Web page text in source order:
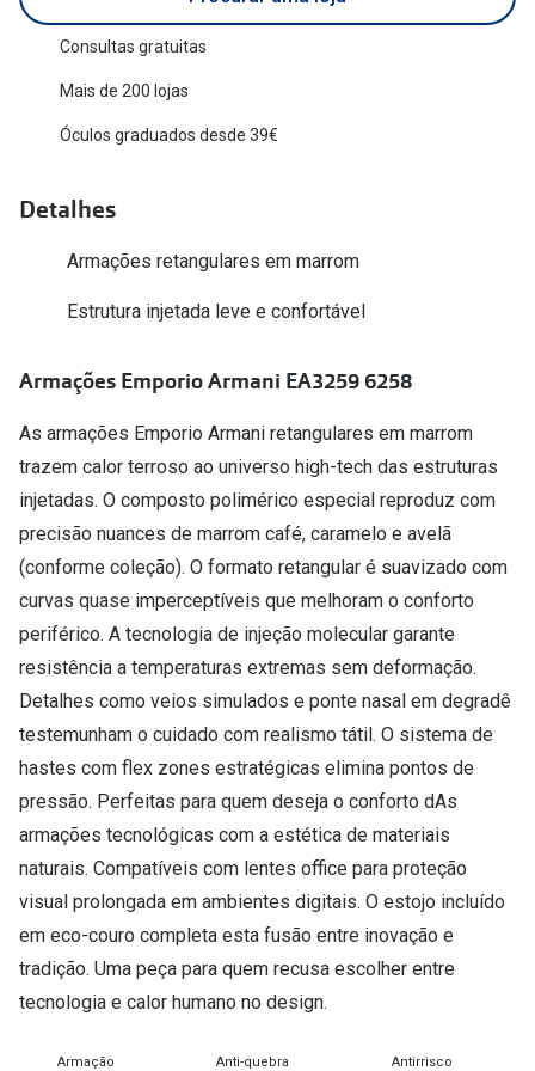
Versace
Prada
Todas as marcas
DbyD
Unofficial
Formatos
Quadrados
Redondos
Conselhos
🆕 Guia de Compras para o formato do seu
O sol e as crianças
Óculos de sol para todos
Lifestyle
Saiba mais sobre as suas marcas favoritas
Consultas gratuitas
Mais de 200 lojas
Óculos graduados desde 39€
Detalhes
Armações retangulares em marrom
Estrutura injetada leve e confortável
Armações Emporio Armani EA3259 6258
As armações Emporio Armani retangulares em marrom
trazem calor terroso ao universo high-tech das estruturas
injetadas. O composto polimérico especial reproduz com
precisão nuances de marrom café, caramelo e avelã
(conforme coleção). O formato retangular é suavizado com
curvas quase imperceptíveis que melhoram o conforto
periférico. A tecnologia de injeção molecular garante
resistência a temperaturas extremas sem deformação.
Detalhes como veios simulados e ponte nasal em degradê
testemunham o cuidado com realismo tátil. O sistema de
hastes com flex zones estratégicas elimina pontos de
pressão. Perfeitas para quem deseja o conforto dAs
armações tecnológicas com a estética de materiais
naturais. Compatíveis com lentes office para proteção
visual prolongada em ambientes digitais. O estojo incluído
em eco-couro completa esta fusão entre inovação e
tradição. Uma peça para quem recusa escolher entre
tecnologia e calor humano no design.
Armação Anti-quebra Antirrisco